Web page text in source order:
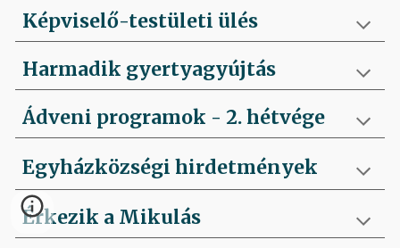
Képviselő-testületi ülés
Harmadik gyertyagyújtás
Ádveni programok - 2. hétvége
Egyházközségi hirdetmények
Érkezik a Mikulás